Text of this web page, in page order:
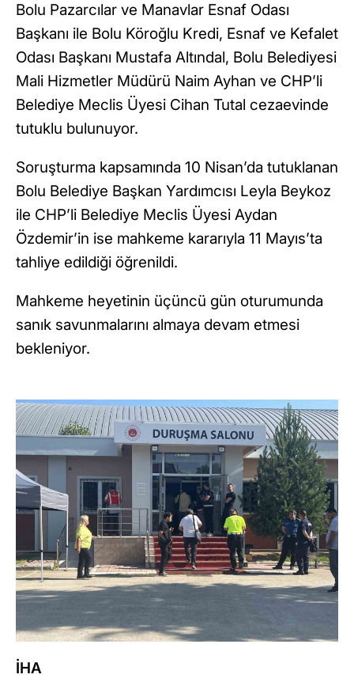
Bolu Pazarcılar ve Manavlar Esnaf Odası
Başkanı ile Bolu Köroğlu Kredi, Esnaf ve Kefalet
Odası Başkanı Mustafa Altındal, Bolu Belediyesi
Mali Hizmetler Müdürü Naim Ayhan ve CHP’li
Belediye Meclis Üyesi Cihan Tutal cezaevinde
tutuklu bulunuyor.
Soruşturma kapsamında 10 Nisan’da tutuklanan
Bolu Belediye Başkan Yardımcısı Leyla Beykoz
ile CHP’li Belediye Meclis Üyesi Aydan
Özdemir’in ise mahkeme kararıyla 11 Mayıs’ta
tahliye edildiği öğrenildi.
Mahkeme heyetinin üçüncü gün oturumunda
sanık savunmalarını almaya devam etmesi
bekleniyor.
İHA